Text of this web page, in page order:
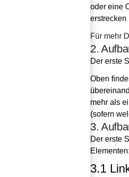
oder eine
erstrecken
Für mehr
2.
Der erste
Oben
mehr als
(sofern
3.
Der erste
3.1